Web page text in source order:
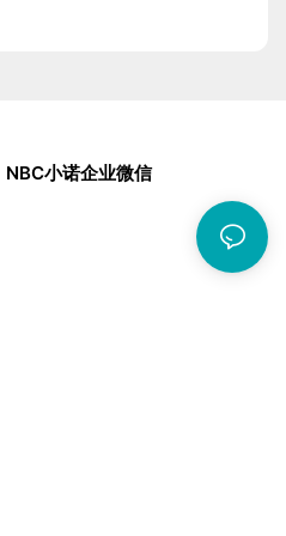
NBC小诺企业微信